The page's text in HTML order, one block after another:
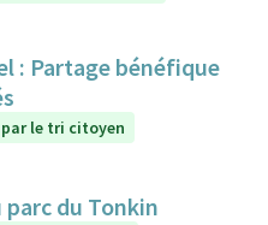
: Partage bénéfique
par le tri citoyen
du Tonkin